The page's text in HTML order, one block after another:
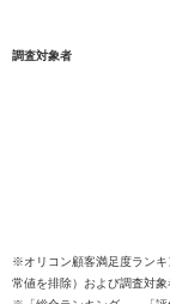
調査対象者
※オリコン顧客満足度ランキ
常値を排除）および調査対